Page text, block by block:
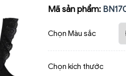
Mã sản phẩm:
Chọn Màu sắc
Chọn kích thước